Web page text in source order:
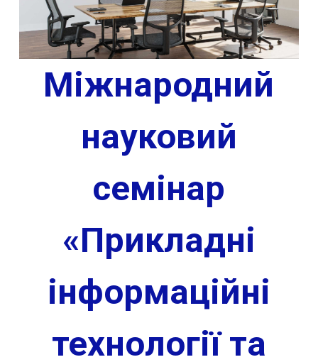
Міжнародний
науковий
семінар
«Прикладні
інформаційні
технології та